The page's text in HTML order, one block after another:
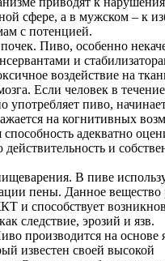
сфере, а в мужском – к
с потенцией.
Пиво, особенно
и
воздействие на
Если человек в
употребляет пиво,
на когнитивных
способность адекватно
и
В пиве
пены. Данное вещество
и способствует
следствие, эрозий и язв.
производится на основе
известен своей высокой